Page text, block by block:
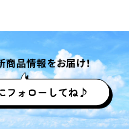
商品情報をお届け！